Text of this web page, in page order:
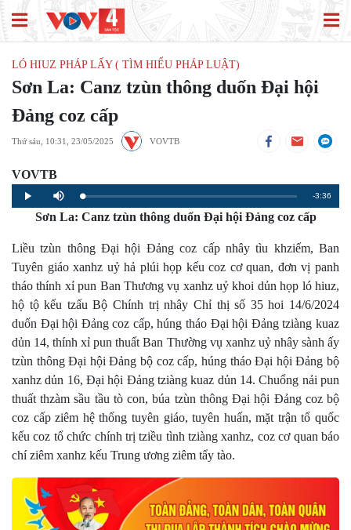
LÓ HIUZ PHÁP LẤY ( TÌM HIỂU PHÁP LUẬT)
Sơn La: Canz tzùn thông duốn Đại hội
Đảng coz cấp
Thứ sáu, 10:31, 23/05/2025 VOVTB
VOVTB
Play Mute Loaded:
0%
Progress:
0%
Remaining
Time
-3:36
Sơn La: Canz tzùn thông duốn Đại hội Đảng coz cấp
Liều tzùn thông Đại hội Đảng coz cấp nhây tìu khziếm, Ban
Tuyên giáo xanhz uỷ hả plúi họp kếu coz cơ quan, đơn vị panh
tháo thính xỉ pun Ban Thương vụ xanhz uỷ khoi dủn họp ló hiuz,
hộ tộ kếu tzấu Bộ Chính trị nhây Chỉ thị số 35 hoi 14/6/2024
duốn Đại hội Đảng coz cấp, húng tháo Đại hội Đảng tziàng kuaz
dủn 14, thính xỉ pun thuất Ban Thường vụ xanhz uỷ nhây sành ấy
tzùn thông Đại hội Đảng bộ coz cấp, húng tháo Đại hội Đảng bộ
xanhz dủn 16, Đại hội Đảng tziàng kuaz dủn 14. Chuổng nải pun
thuất thzàm sầu tầu tò con, búa tzùn thông Đại hội Đảng coz bộ
coz cấp ziêm hệ thống tuyên giáo, tuyên huấn, mặt trận tổ quốc
kếu coz tổ chức chính trị tziều tình tziàng xanhz, coz cơ quan báo
chí ziêm xanhz kếu Trung ương ziêm tẩy tào.